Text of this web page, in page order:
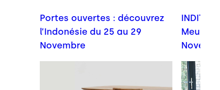
Portes ouvertes : découvrez
l’Indonésie du 25 au 29
Novembre
Meuble